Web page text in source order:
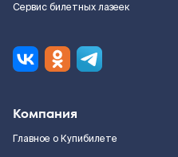
Сервис билетных лазеек
Компания
Главное о Купибилете